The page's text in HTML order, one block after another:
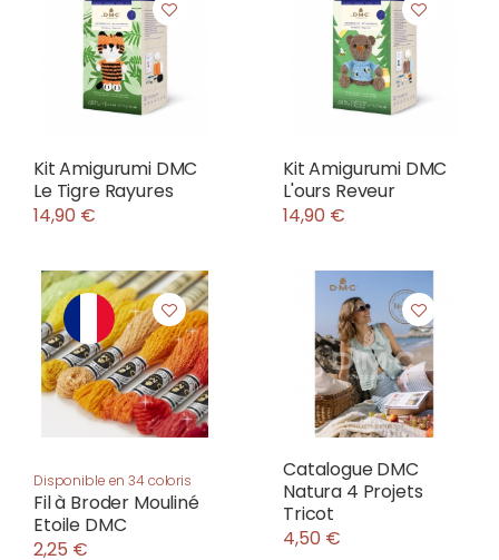
Kit Amigurumi DMC
Le Tigre Rayures
14,90 €
Kit Amigurumi DMC
L'ours Reveur
14,90 €
Disponible en 34 coloris
Fil à Broder Mouliné
Etoile DMC
2,25 €
Catalogue DMC
Natura 4 Projets
Tricot
4,50 €